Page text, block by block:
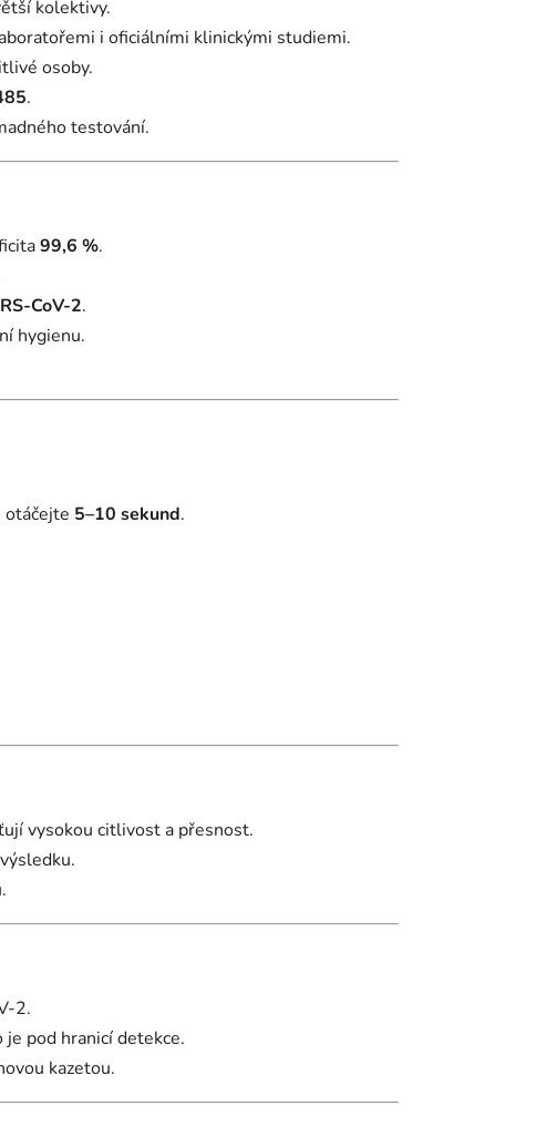
kolektivy.
i oficiálními klinickými studiemi.
osoby.
.
testování.
99,6 %.
CoV-2.
hygienu.
otáčejte 5–10 sekund.
vysokou citlivost a přesnost.
2.
pod hranicí detekce.
kazetou.